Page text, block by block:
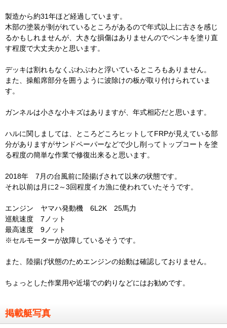
製造から約31年ほど経過しています。
木部の塗装が剝がれているところがあるので年式以上に古さを感じ
るかもしれませんが、大きな損傷はありませんのでペンキを塗り直
す程度で大丈夫かと思います。
デッキは割れもなくぶわぶわと浮いているところもありません。
また、操船席部分を囲うように波除けの板が取り付けられていま
す。
ガンネルは小さな小キズはありますが、年式相応だと思います。
ハルに関しましては、ところどころヒットしてFRPが見えている部
分がありますがサンドペーパーなどで少し削ってトップコートを塗
る程度の簡単な作業で修復出来ると思います。
2018年 7月の台風前に陸揚げされて以来の状態です。
それ以前は月に2～3回程度イカ漁に使われていたそうです。
エンジン ヤマハ発動機 6L2K 25馬力
巡航速度 7ノット
最高速度 9ノット
※セルモーターが故障しているそうです。
また、陸揚げ状態のためエンジンの始動は確認しておりません。
ちょっとした作業用や近場での釣りなどにはお勧めです。
掲載艇写真